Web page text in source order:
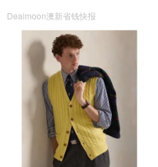
Dealmoon澳新省钱快报